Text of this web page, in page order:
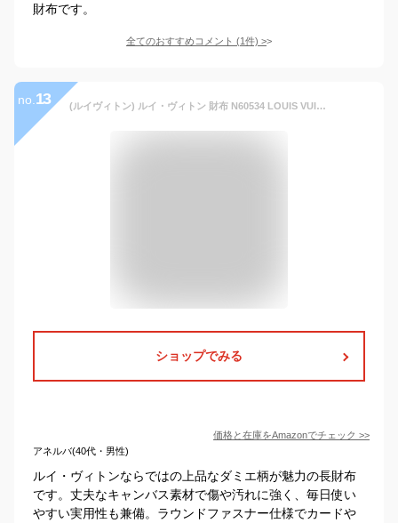
財布です。
全てのおすすめコメント (1件) >
no. 13 (ルイヴィトン) ルイ・ヴィトン 財布 N60534 LOUIS VUITTON ヴィトン ダミエ LV ラウンドファスナー長財布 ポルトフォイユ・クレマンス スリーズ [並行輸入品]
ショップでみる
価格と在庫をAmazonでチェック >>
アネルバ(40代・男性)
ルイ・ヴィトンならではの上品なダミエ柄が魅力の長財布
です。丈夫なキャンバス素材で傷や汚れに強く、毎日使い
やすい実用性も兼備。ラウンドファスナー仕様でカードや